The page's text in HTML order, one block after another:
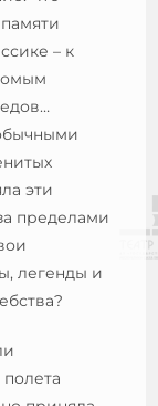
– к
эти
пределами
легенды и